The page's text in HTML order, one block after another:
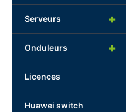
+
Serveurs
+
Onduleurs
Licences
Huawei switch